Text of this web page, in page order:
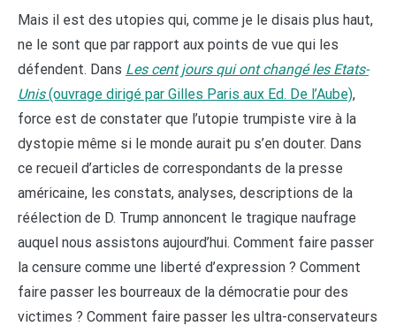
Mais il est des utopies qui, comme je le disais plus haut,
ne le sont que par rapport aux points de vue qui les
défendent. Dans Les cent jours qui ont changé les Etats-
Unis(ouvrage dirigé par Gilles Paris aux Ed. De l’Aube),
force est de constater que l’utopie trumpiste vire à la
dystopie même si le monde aurait pu s’en douter. Dans
ce recueil d’articles de correspondants de la presse
américaine, les constats, analyses, descriptions de la
réélection de D. Trump annoncent le tragique naufrage
auquel nous assistons aujourd’hui. Comment faire passer
la censure comme une liberté d’expression ? Comment
faire passer les bourreaux de la démocratie pour des
victimes ? Comment faire passer les ultra-conservateurs